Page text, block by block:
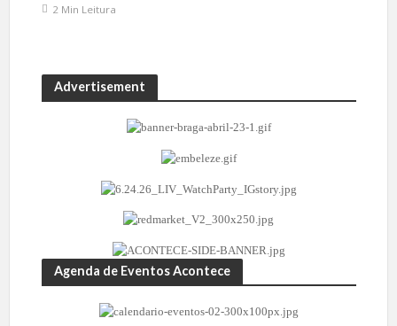
2 Min Leitura
Advertisement
Agenda de Eventos Acontece